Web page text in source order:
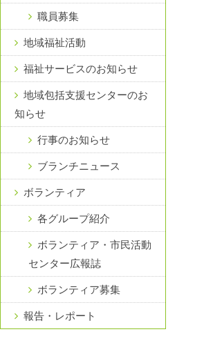
職員募集
地域福祉活動
福祉サービスのお知らせ
地域包括支援センターのお
知らせ
行事のお知らせ
ブランチニュース
ボランティア
各グループ紹介
ボランティア・市民活動
センター広報誌
ボランティア募集
報告・レポート